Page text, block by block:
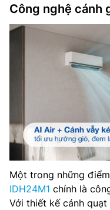
Công nghệ cánh
Một trong những
IDH24M1 chính là
Với thiết kế cánh